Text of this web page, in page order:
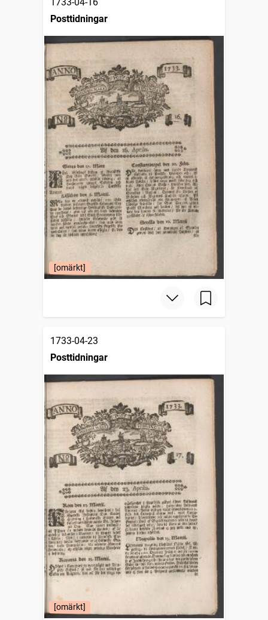
Posttidningar
[omärkt]
1733-04-23
Posttidningar
[omärkt]